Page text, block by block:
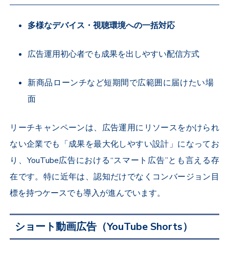
多様なデバイス・視聴環境への一括対応
広告運用初心者でも成果を出しやすい配信方式
新商品ローンチなど短期間で広範囲に届けたい場
面
リーチキャンペーンは、広告運用にリソースをかけられ
ない企業でも「成果を最大化しやすい設計」になってお
り、YouTube広告における“スマート広告”とも言える存
在です。特に近年は、認知だけでなくコンバージョン目
標を持つケースでも導入が進んでいます。
ショート動画広告（YouTube Shorts）